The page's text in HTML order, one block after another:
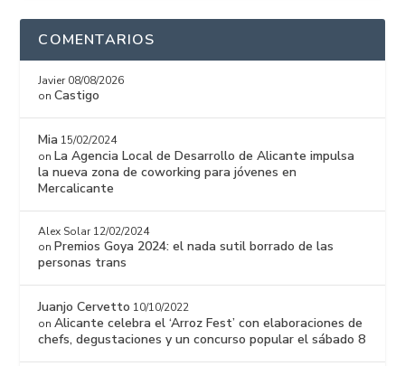
COMENTARIOS
Javier 08/08/2026
onCastigo
Mia 15/02/2024
on La Agencia Local de Desarrollo de Alicante impulsa
la nueva zona de coworking para jóvenes en
Mercalicante
Alex Solar 12/02/2024
on Premios Goya 2024: el nada sutil borrado de las
personas trans
Juanjo Cervetto 10/10/2022
onAlicante celebra el ‘Arroz Fest’ con elaboraciones de
chefs, degustaciones y un concurso popular el sábado 8